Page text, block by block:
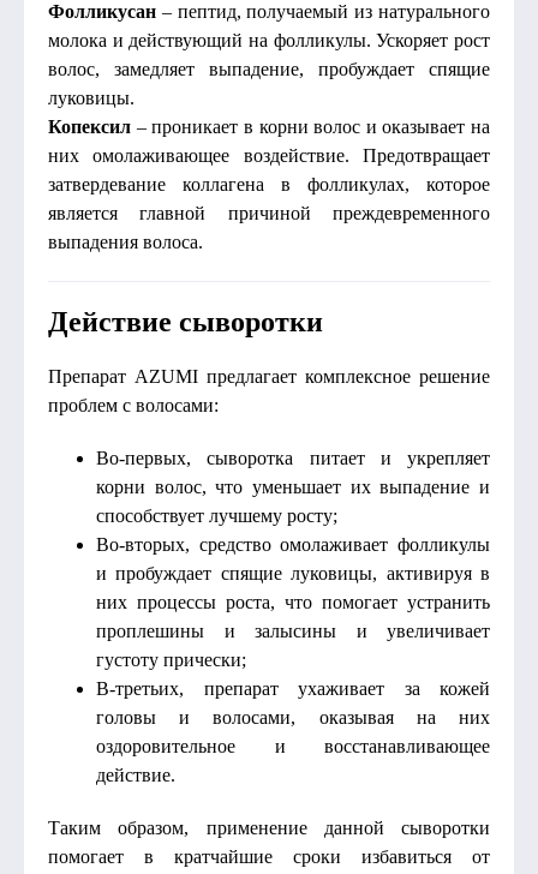
Фолликусан – пептид, получаемый из натурального
молока и действующий на фолликулы. Ускоряет рост
волос, замедляет выпадение, пробуждает спящие
луковицы.
Копексил – проникает в корни волос и оказывает на
них омолаживающее воздействие. Предотвращает
затвердевание коллагена в фолликулах, которое
является главной причиной преждевременного
выпадения волоса.
Действие сыворотки
Препарат AZUMI предлагает комплексное решение
проблем с волосами:
Во-первых, сыворотка питает и укрепляет
корни волос, что уменьшает их выпадение и
способствует лучшему росту;
Во-вторых, средство омолаживает фолликулы
и пробуждает спящие луковицы, активируя в
них процессы роста, что помогает устранить
проплешины и залысины и увеличивает
густоту прически;
В-третьих, препарат ухаживает за кожей
головы и волосами, оказывая на них
оздоровительное и восстанавливающее
действие.
Таким образом, применение данной сыворотки
помогает в кратчайшие сроки избавиться от